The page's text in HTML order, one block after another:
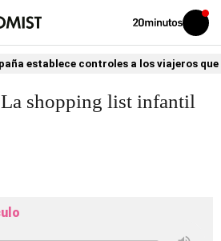
Volver
Iniciar
sesión
establece controles a los viajeros
shopping list infantil